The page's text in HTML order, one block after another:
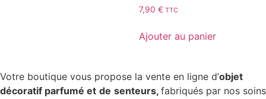
7,90 € TTC
Ajouter au panier
Votre boutique vous propose la vente en ligne d’objet
décoratif parfumé et de senteurs, fabriqués par nos soins